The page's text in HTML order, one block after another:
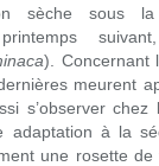
sèche sous
). Concernant
meurent
s’observer
adaptation à la
une rosette de